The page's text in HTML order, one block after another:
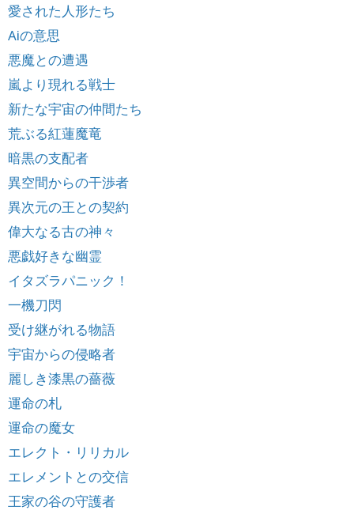
愛された人形たち
Aiの意思
悪魔との遭遇
嵐より現れる戦士
新たな宇宙の仲間たち
荒ぶる紅蓮魔竜
暗黒の支配者
異空間からの干渉者
異次元の王との契約
偉大なる古の神々
悪戯好きな幽霊
イタズラパニック！
一機刀閃
受け継がれる物語
宇宙からの侵略者
麗しき漆黒の薔薇
運命の札
運命の魔女
エレクト・リリカル
エレメントとの交信
王家の谷の守護者